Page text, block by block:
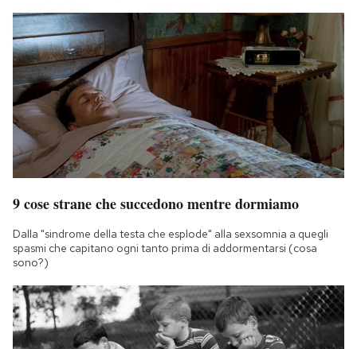
9 cose strane che succedono mentre dormiamo
Dalla "sindrome della testa che esplode" alla sexsomnia a quegli
spasmi che capitano ogni tanto prima di addormentarsi (cosa
sono?)